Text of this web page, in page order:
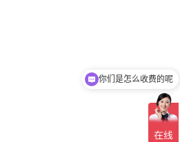
现在有优惠活动吗